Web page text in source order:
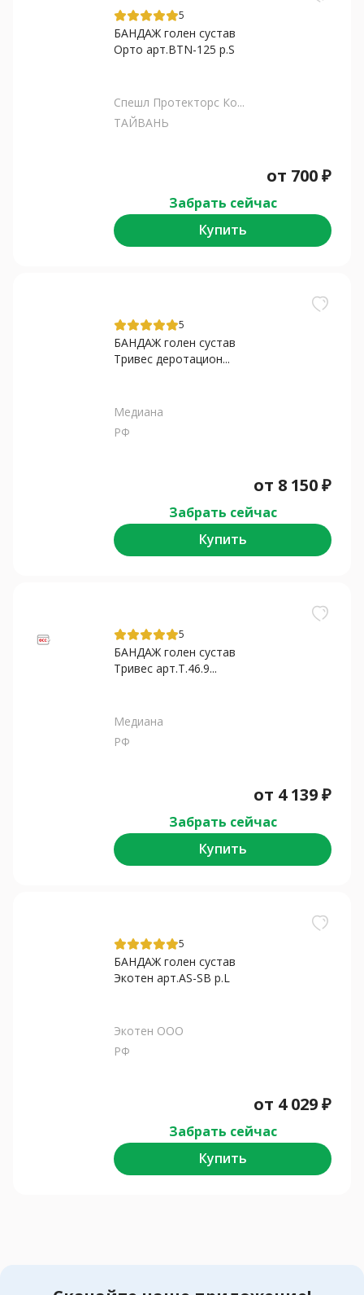
5
БАНДАЖ голен сустав
Орто арт.BTN-125 р.S
Спешл Протекторс Ко...
ТАЙВАНЬ
от 700₽
Забрать сейчас
Купить
5
БАНДАЖ голен сустав
Тривес деротацион...
Медиана
РФ
от 8 150₽
Забрать сейчас
Купить
5
БАНДАЖ голен сустав
Тривес арт.Т.46.9...
Медиана
РФ
от 4 139₽
Забрать сейчас
Купить
5
БАНДАЖ голен сустав
Экотен арт.AS-SB р.L
Экотен ООО
РФ
от 4 029₽
Забрать сейчас
Купить